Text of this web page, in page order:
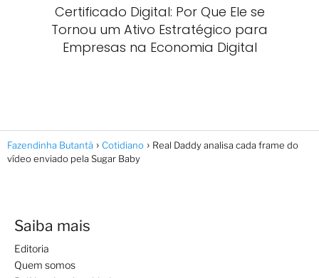
Certificado Digital: Por Que Ele se
Tornou um Ativo Estratégico para
Empresas na Economia Digital
Fazendinha Butantã Cotidiano
Real Daddy analisa cada frame do
vídeo enviado pela Sugar Baby
Saiba mais
Editoria
Quem somos